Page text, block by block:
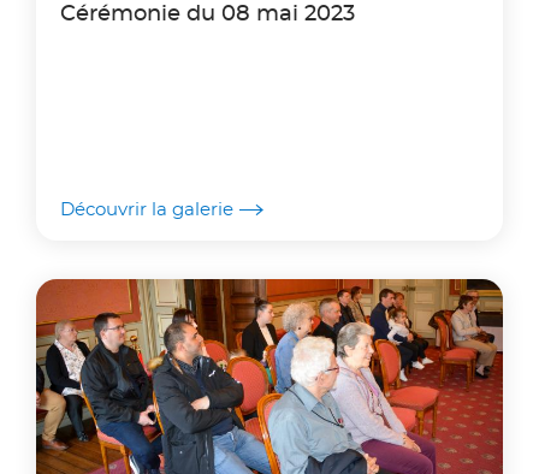
Cérémonie du 08 mai 2023
Découvrir la galerie